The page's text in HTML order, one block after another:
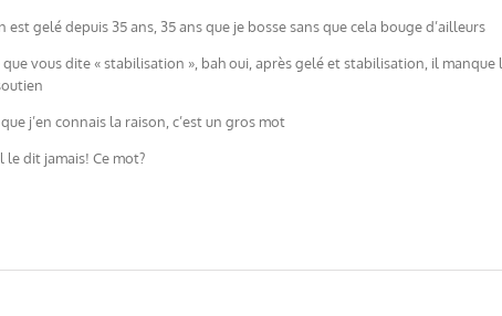
gelé depuis 35 ans, 35 ans que je bosse sans que cela bouge d’ailleurs
vous dite « stabilisation », bah oui, après gelé et stabilisation, il manque
j’en connais la raison, c’est un gros mot
dit jamais! Ce mot?